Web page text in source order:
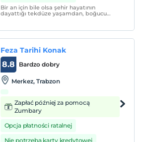
Bir an için bile olsa şehir hayatının
dayattığı tekdüze yaşamdan, boğucu
Feza Tarihi Konak
Bardzo dobry
8.8
Merkez, Trabzon
Zapłać później za pomocą
Zumbary
Opcja płatności ratalnej
Nie potrzeba karty kredytowej